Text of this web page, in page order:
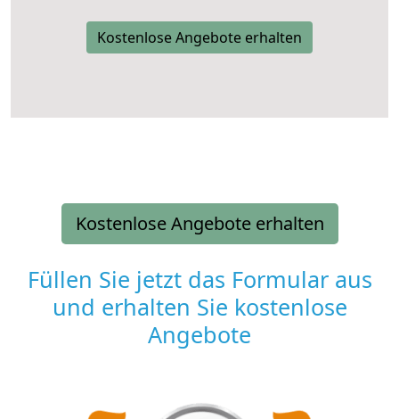
Kostenlose Angebote erhalten
Kostenlose Angebote erhalten
Füllen Sie jetzt das Formular aus
und erhalten Sie kostenlose
Angebote